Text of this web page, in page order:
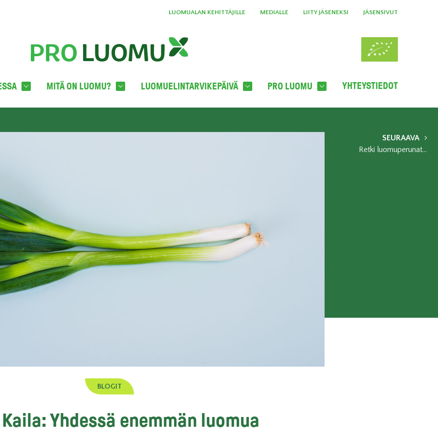
LUOMUALAN KEHITTÄJILLE MEDIALLE LIITY JÄSENEKSI JÄSENSIVUT
MITÄ ON LUOMU? LUOMUELINTARVIKEPÄIVÄ PRO LUOMU YHTEYSTIEDOT
SEURAAVA
Retki luomuperunatilalle
BLOGIT
Yhdessä enemmän luomua